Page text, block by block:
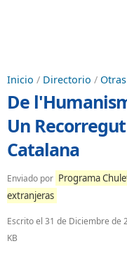
Inicio / Directorio /
De
Un
Catalana
Enviado por Programa
extranjeras
Escrito el 31 de Diciembre de
KB